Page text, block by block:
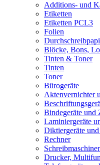
Additions- und
Etiketten
Etiketten PCL3
Folien
Blöcke, Bons,
Tinten & Toner
Tinten
Toner
Bürogeräte
Aktenvernichter
Bindegeräte und
Laminiergeräte
Diktiergeräte
Rechner
Drucker,